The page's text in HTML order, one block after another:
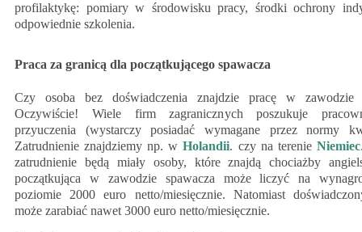
profilaktykę: pomiary w środowisku pracy, środki ochrony
odpowiednie szkolenia.
Praca za granicą dla początkującego spawacza
Czy osoba bez doświadczenia znajdzie pracę w zawodzie
Oczywiście! Wiele firm zagranicznych poszukuje
przyuczenia (wystarczy posiadać wymagane przez normy
Zatrudnienie znajdziemy np. wHolandii. czy na terenie Niemiec
zatrudnienie będą miały osoby, które znajdą chociażby
początkująca w zawodzie spawacza może liczyć na
poziomie 2000 euro netto/miesięcznie. Natomiast
może zarabiać nawet 3000 euro netto/miesięcznie.